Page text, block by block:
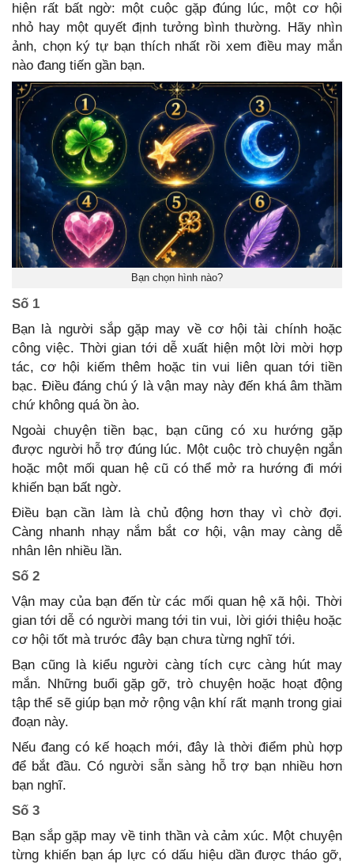
hiện rất bất ngờ: một cuộc gặp đúng lúc, một cơ hội
nhỏ hay một quyết định tưởng bình thường. Hãy nhìn
ảnh, chọn ký tự bạn thích nhất rồi xem điều may mắn
nào đang tiến gần bạn.
Bạn chọn hình nào?
Số 1
Bạn là người sắp gặp may về cơ hội tài chính hoặc
công việc. Thời gian tới dễ xuất hiện một lời mời hợp
tác, cơ hội kiếm thêm hoặc tin vui liên quan tới tiền
bạc. Điều đáng chú ý là vận may này đến khá âm thầm
chứ không quá ồn ào.
Ngoài chuyện tiền bạc, bạn cũng có xu hướng gặp
được người hỗ trợ đúng lúc. Một cuộc trò chuyện ngắn
hoặc một mối quan hệ cũ có thể mở ra hướng đi mới
khiến bạn bất ngờ.
Điều bạn cần làm là chủ động hơn thay vì chờ đợi.
Càng nhanh nhạy nắm bắt cơ hội, vận may càng dễ
nhân lên nhiều lần.
Số 2
Vận may của bạn đến từ các mối quan hệ xã hội. Thời
gian tới dễ có người mang tới tin vui, lời giới thiệu hoặc
cơ hội tốt mà trước đây bạn chưa từng nghĩ tới.
Bạn cũng là kiểu người càng tích cực càng hút may
mắn. Những buổi gặp gỡ, trò chuyện hoặc hoạt động
tập thể sẽ giúp bạn mở rộng vận khí rất mạnh trong giai
đoạn này.
Nếu đang có kế hoạch mới, đây là thời điểm phù hợp
để bắt đầu. Có người sẵn sàng hỗ trợ bạn nhiều hơn
bạn nghĩ.
Số 3
Bạn sắp gặp may về tinh thần và cảm xúc. Một chuyện
từng khiến bạn áp lực có dấu hiệu dần được tháo gỡ,